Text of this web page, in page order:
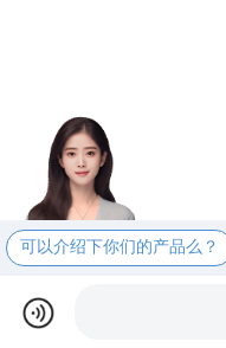
可以介绍下你们的产品么？